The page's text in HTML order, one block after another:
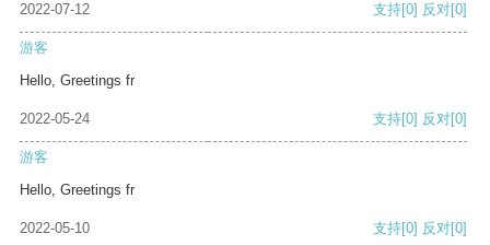
2022-07-12 支持[0] 反对[0]
游客
Hello, Greetings fr
2022-05-24 支持[0] 反对[0]
游客
Hello, Greetings fr
2022-05-10 支持[0] 反对[0]